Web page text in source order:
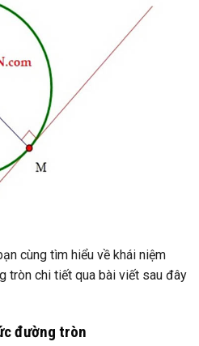
cùng tìm hiểu về khái niệm
tròn chi tiết qua bài viết sau đây
đường tròn